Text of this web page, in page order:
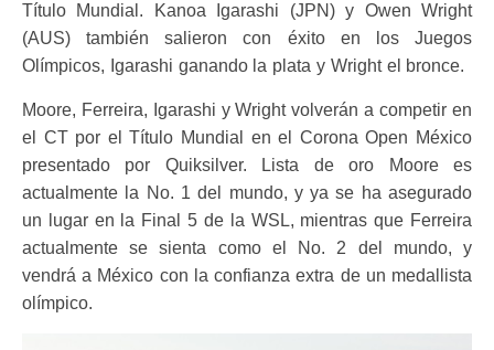
Título Mundial. Kanoa Igarashi (JPN) y Owen Wright
(AUS) también salieron con éxito en los Juegos
Olímpicos, Igarashi ganando la plata y Wright el bronce.
Moore, Ferreira, Igarashi y Wright volverán a competir en
el CT por el Título Mundial en el Corona Open México
presentado por Quiksilver. Lista de oro Moore es
actualmente la No. 1 del mundo, y ya se ha asegurado
un lugar en la Final 5 de la WSL, mientras que Ferreira
actualmente se sienta como el No. 2 del mundo, y
vendrá a México con la confianza extra de un medallista
olímpico.